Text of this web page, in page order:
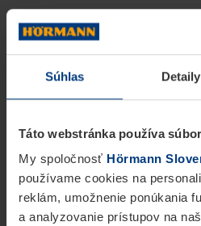
Súhlas Detaily
Táto webstránka používa
My spoločnosť Hörmann
používame cookies na
reklám, umožnenie ponúkania
a analyzovanie prístupov na